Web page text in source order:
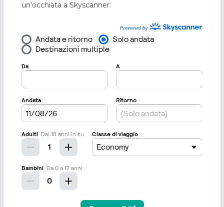
un’occhiata a Skyscanner: